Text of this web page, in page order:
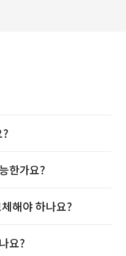
한가요?
해야 하나요?
요?